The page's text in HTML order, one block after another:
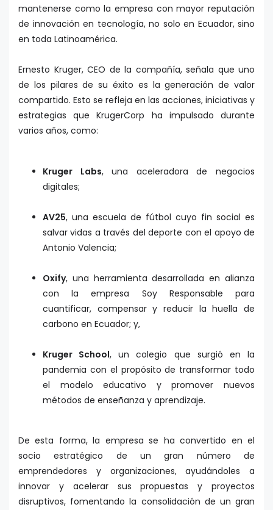
mantenerse como la empresa con mayor reputación
de innovación en tecnología, no solo en Ecuador, sino
en toda Latinoamérica.
Ernesto Kruger, CEO de la compañía, señala que uno
de los pilares de su éxito es la generación de valor
compartido. Esto se refleja en las acciones, iniciativas y
estrategias que KrugerCorp ha impulsado durante
varios años, como:
Kruger Labs, una aceleradora de negocios
digitales;
AV25, una escuela de fútbol cuyo fin social es
salvar vidas a través del deporte con el apoyo de
Antonio Valencia;
Oxify, una herramienta desarrollada en alianza
con la empresa Soy Responsable para
cuantificar, compensar y reducir la huella de
carbono en Ecuador; y,
Kruger School, un colegio que surgió en la
pandemia con el propósito de transformar todo
el modelo educativo y promover nuevos
métodos de enseñanza y aprendizaje.
De esta forma, la empresa se ha convertido en el
socio estratégico de un gran número de
emprendedores y organizaciones, ayudándoles a
innovar y acelerar sus propuestas y proyectos
disruptivos, fomentando la consolidación de un gran